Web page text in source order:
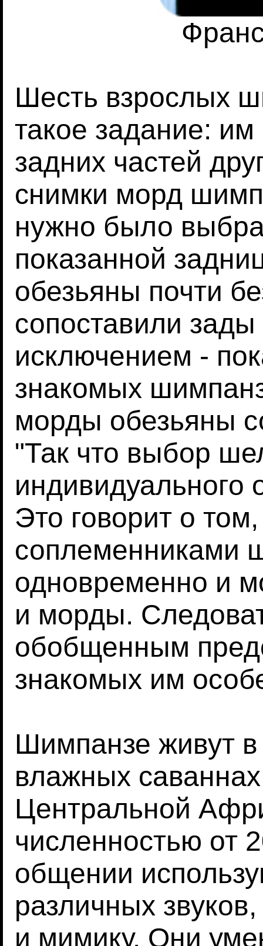
Шесть взрослых
такое задание:
задних частей
снимки морд
нужно было
показанной
обезьяны почти
сопоставили
исключением -
знакомых
морды обезьяны
"Так что выбор
индивидуального
Это говорит о
соплеменниками
одновременно и
и морды.
обобщенным
знакомых им
Шимпанзе живут в
влажных
Центральной
численностью от
общении
различных
и мимику. Они